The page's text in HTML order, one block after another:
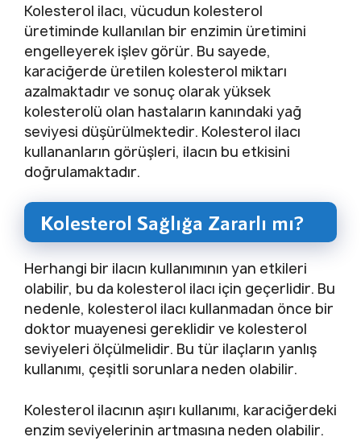
Kolesterol ilacı, vücudun kolesterol
üretiminde kullanılan bir enzimin üretimini
engelleyerek işlev görür. Bu sayede,
karaciğerde üretilen kolesterol miktarı
azalmaktadır ve sonuç olarak yüksek
kolesterolü olan hastaların kanındaki yağ
seviyesi düşürülmektedir. Kolesterol ilacı
kullananların görüşleri, ilacın bu etkisini
doğrulamaktadır.
Kolesterol Sağlığa Zararlı mı?
Herhangi bir ilacın kullanımının yan etkileri
olabilir, bu da kolesterol ilacı için geçerlidir. Bu
nedenle, kolesterol ilacı kullanmadan önce bir
doktor muayenesi gereklidir ve kolesterol
seviyeleri ölçülmelidir. Bu tür ilaçların yanlış
kullanımı, çeşitli sorunlara neden olabilir.
Kolesterol ilacının aşırı kullanımı, karaciğerdeki
enzim seviyelerinin artmasına neden olabilir.